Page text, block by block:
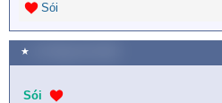
→ Dù đêm có tối đến đâu, vẫn
R
e
a
c
i
Sói
★
Sói